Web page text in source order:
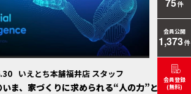
いえとち本舗福井店 スタッフ
ま、家づくりに求められる“人の力”とは
件
会員公開
1,373件
会員登録
(無料)